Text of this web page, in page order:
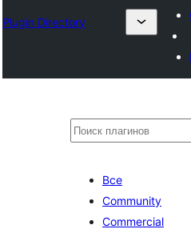
Plugin Directory
Поиск
Все
Community
Commercial